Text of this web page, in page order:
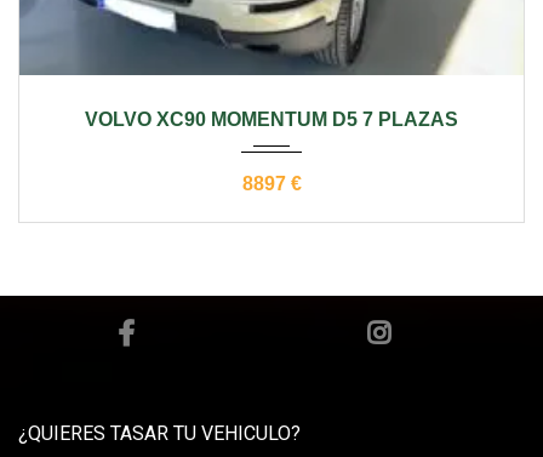
VOLVO XC90 MOMENTUM D5 7 PLAZAS
8897 €
¿QUIERES TASAR TU VEHICULO?